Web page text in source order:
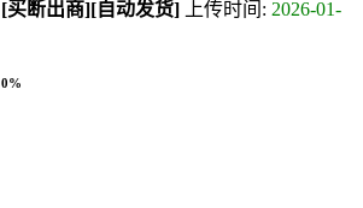
[买断出商][自动发货] 上传时间: 2026-01-
0%